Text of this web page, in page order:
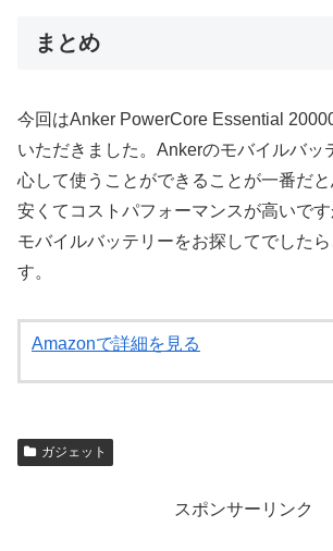
まとめ
今回はAnker PowerCore Essential
いただきました。Ankerのモバイルバッ
心して使うことができることが一番だ
安くてコストパフォーマンスが高いで
モバイルバッテリーをお探してでした
す。
Amazonで詳細を見る
ガジェット
スポンサーリンク